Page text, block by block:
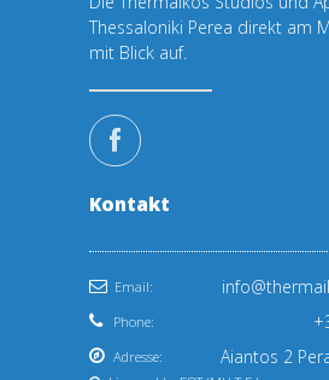
Thessaloniki Perea direkt am
mit Blick auf.
Kontakt
Email:
Phone:
Adresse: Aiantos 2